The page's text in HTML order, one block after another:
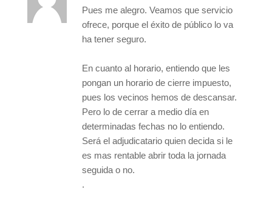
Pues me alegro. Veamos que servicio
ofrece, porque el éxito de público lo va
ha tener seguro.
En cuanto al horario, entiendo que les
pongan un horario de cierre impuesto,
pues los vecinos hemos de descansar.
Pero lo de cerrar a medio día en
determinadas fechas no lo entiendo.
Será el adjudicatario quien decida si le
es mas rentable abrir toda la jornada
seguida o no.
.